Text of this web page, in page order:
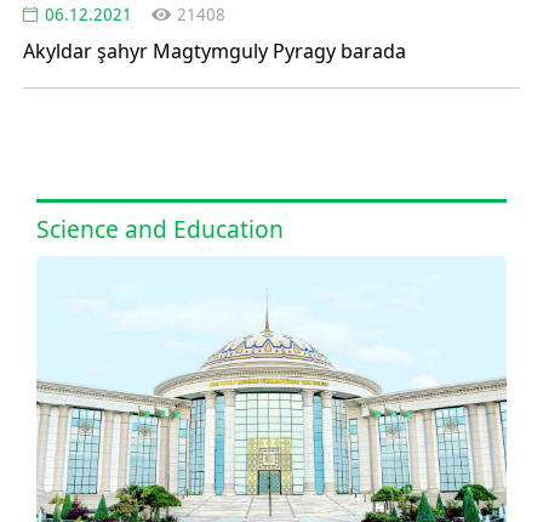
06.12.2021 21408
Akyldar şahyr Magtymguly Pyragy barada
Science and Education